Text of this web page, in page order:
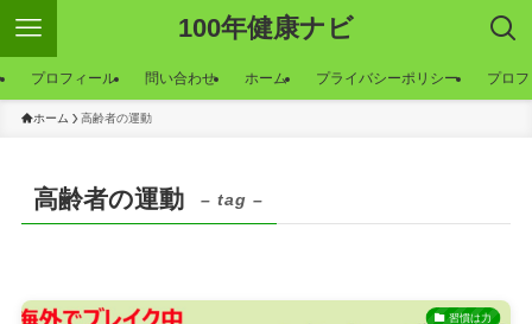
100年健康ナビ
プロフィール 問い合わせ ホーム プライバシーポリシー プロ
ホーム 高齢者の運動
高齢者の運動 – tag –
習慣は力